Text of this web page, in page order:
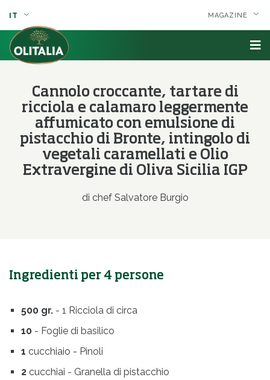
MAGAZINE
IT
Cannolo croccante, tartare di
ricciola e calamaro leggermente
affumicato con emulsione di
pistacchio di Bronte, intingolo di
vegetali caramellati e Olio
Extravergine di Oliva Sicilia IGP
di chef Salvatore Burgio
Ingredienti per 4 persone
500 gr. - 1 Ricciola di circa
10 - Foglie di basilico
1 cucchiaio - Pinoli
2 cucchiai - Granella di pistacchio